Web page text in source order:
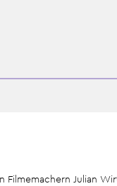
Filmemachern Julian